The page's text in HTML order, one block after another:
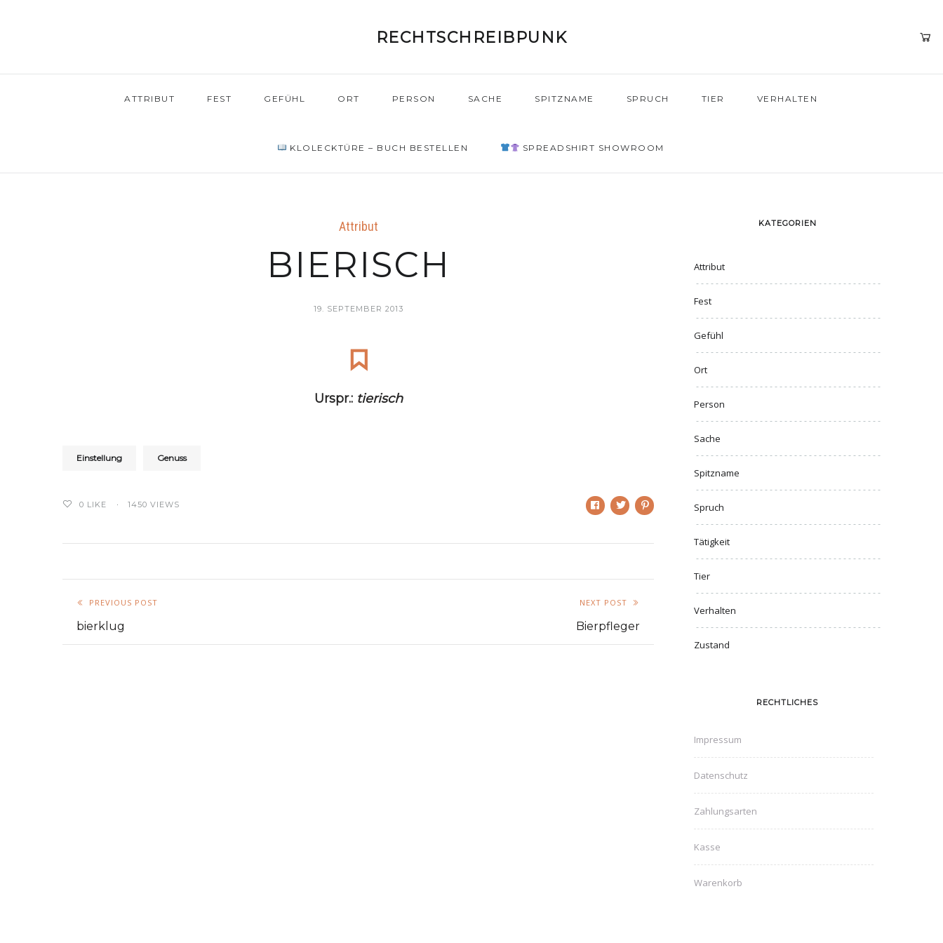
RECHTSCHREIBPUNK
ATTRIBUT FEST GEFÜHL ORT PERSON SACHE SPITZNAME SPRUCH TIER VERHALTEN
KLOLECKTÜRE – BUCH BESTELLEN SPREADSHIRT SHOWROOM
Attribut
BIERISCH
19. SEPTEMBER 2013
Urspr.: tierisch
Einstellung Genuss
0 LIKE 1450 VIEWS
PREVIOUS POST
bierklug
NEXT POST
Bierpfleger
KATEGORIEN
Attribut
Fest
Gefühl
Ort
Person
Sache
Spitzname
Spruch
Tätigkeit
Tier
Verhalten
Zustand
RECHTLICHES
Impressum
Datenschutz
Zahlungsarten
Kasse
Warenkorb